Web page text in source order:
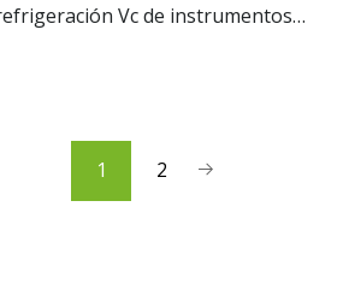
ver más
Vc de instrumentos
1 2